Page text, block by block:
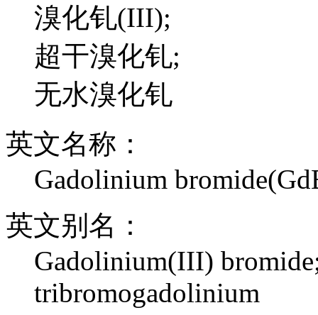
溴化钆(III);
超干溴化钆;
无水溴化钆
英文名称：
Gadolinium
英文别名：
Gadolinium(III)
tribromogadolinium